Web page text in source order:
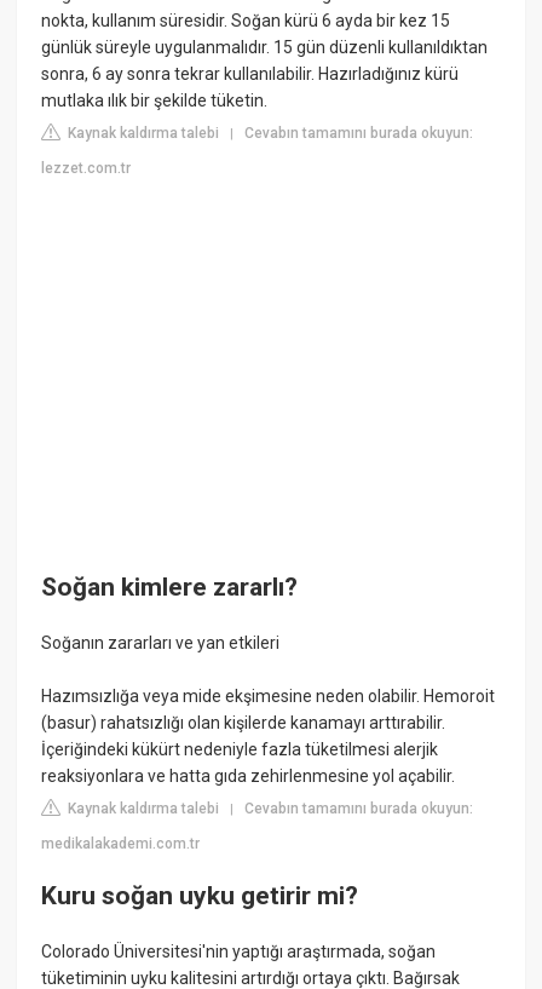
nokta, kullanım süresidir. Soğan kürü 6 ayda bir kez 15
günlük süreyle uygulanmalıdır. 15 gün düzenli kullanıldıktan
sonra, 6 ay sonra tekrar kullanılabilir. Hazırladığınız kürü
mutlaka ılık bir şekilde tüketin.
Kaynak kaldırma talebi |Cevabın tamamını burada okuyun:
lezzet.com.tr
Soğan kimlere zararlı?
Soğanın zararları ve yan etkileri
Hazımsızlığa veya mide ekşimesine neden olabilir. Hemoroit
(basur) rahatsızlığı olan kişilerde kanamayı arttırabilir.
İçeriğindeki kükürt nedeniyle fazla tüketilmesi alerjik
reaksiyonlara ve hatta gıda zehirlenmesine yol açabilir.
Kaynak kaldırma talebi |Cevabın tamamını burada okuyun:
medikalakademi.com.tr
Kuru soğan uyku getirir mi?
Colorado Üniversitesi'nin yaptığı araştırmada, soğan
tüketiminin uyku kalitesini artırdığı ortaya çıktı. Bağırsak